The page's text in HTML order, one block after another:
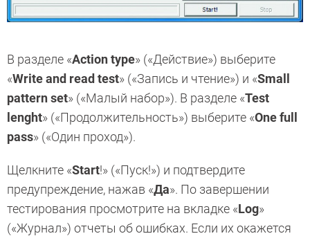
В разделе «Action type» («Действие») выберите
«Write and read test» («Запись и чтение») и «Small
pattern set» («Малый набор»). В разделе «Test
lenght» («Продолжительность») выберите «One full
pass» («Один проход»).
Щелкните «Start!» («Пуск!») и подтвердите
предупреждение, нажав «Да». По завершении
тестирования просмотрите на вкладке «Log»
(«Журнал») отчеты об ошибках. Если их окажется